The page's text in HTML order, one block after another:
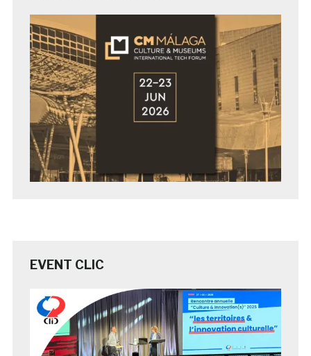
EVENT CLIC